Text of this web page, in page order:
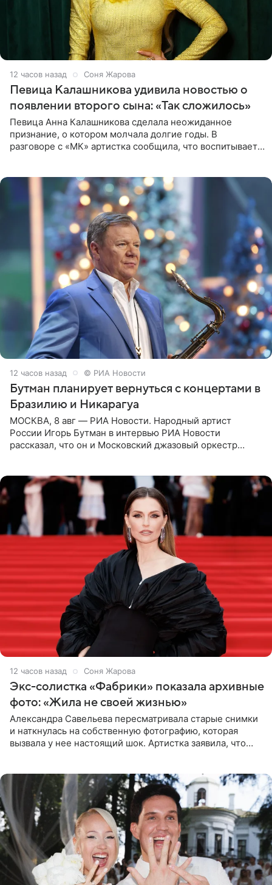
12 часов назад Соня Жарова
Певица Калашникова удивила новостью о
появлении второго сына: «Так сложилось»
Певица Анна Калашникова сделала неожиданное
признание, о котором молчала долгие годы. В
разговоре с «МК» артистка сообщила, что воспитывает
12 часов назад © РИА Новости
Бутман планирует вернуться с концертами в
Бразилию и Никарагуа
МОСКВА, 8 авг — РИА Новости. Народный артист
России Игорь Бутман в интервью РИА Новости
рассказал, что он и Московский джазовый оркестр
12 часов назад Соня Жарова
Экс-солистка «Фабрики» показала архивные
фото: «Жила не своей жизнью»
Александра Савельева пересматривала старые снимки
и наткнулась на собственную фотографию, которая
вызвала у нее настоящий шок. Артистка заявила, что